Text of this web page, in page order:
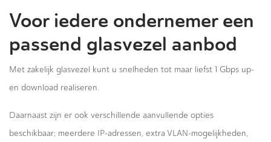
Voor iedere ondernemer een
passend glasvezel aanbod
Met zakelijk glasvezel kunt u snelheden tot maar liefst 1 Gbps up-
en download realiseren.
Daarnaast zijn er ook verschillende aanvullende opties
beschikbaar; meerdere IP-adressen, extra VLAN-mogelijkheden,